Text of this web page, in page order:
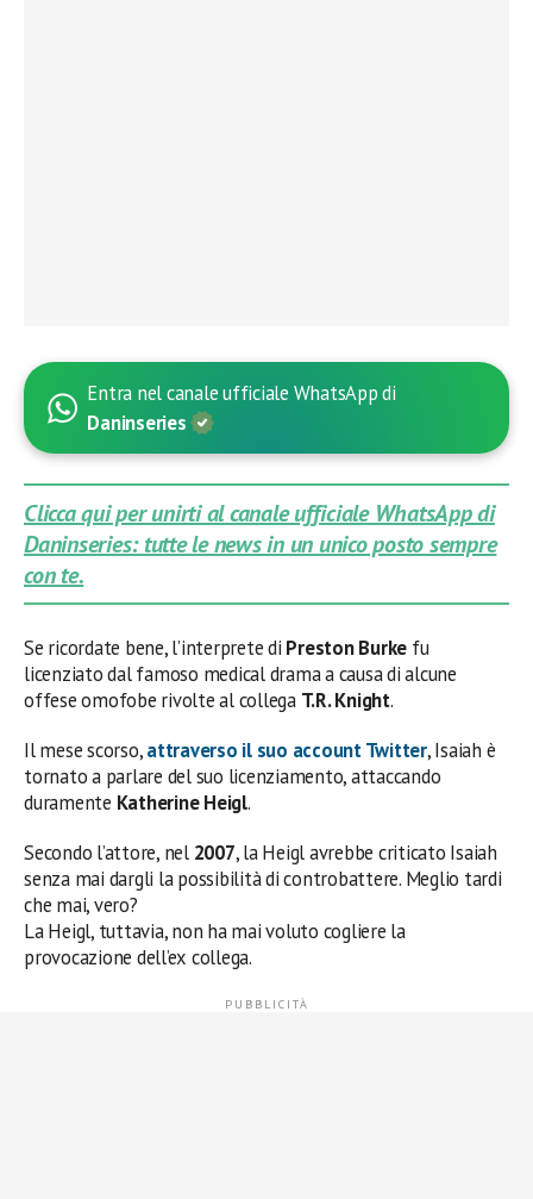
Entra nel canale ufficiale WhatsApp di
Daninseries
Clicca qui per unirti al canale ufficiale WhatsApp di
Daninseries: tutte le news in un unico posto sempre
con te.
Se ricordate bene, l’interprete di Preston Burke fu
licenziato dal famoso medical drama a causa di alcune
offese omofobe rivolte al collega T.R. Knight.
Il mese scorso,attraverso il suo accountTwitter, Isaiah è
tornato a parlare del suo licenziamento, attaccando
duramente Katherine Heigl.
Secondo l’attore, nel 2007, la Heigl avrebbe criticato Isaiah
senza mai dargli la possibilità di controbattere. Meglio tardi
che mai, vero?
La Heigl, tuttavia, non ha mai voluto cogliere la
provocazione dell’ex collega.